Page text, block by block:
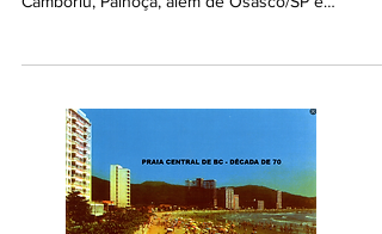
mandados em Balneário
apreensão em Blumenau, Gaspar, Balneário
Camboriú, Palhoça, além de Osasco/SP e
Brasília/DF, em investigação que apura a
contratação irregular de uma empresa para
executar os serviços médicos em um hospital,